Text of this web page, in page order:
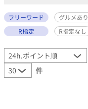
フリーワード
グルメあり
R指定
R指定なし
件